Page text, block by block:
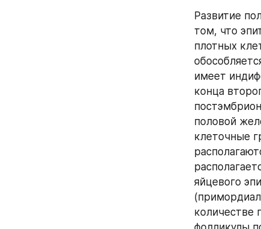
Развитие
том, что
плотных
имеет
конца
половой
клеточные
яйцевого
количестве